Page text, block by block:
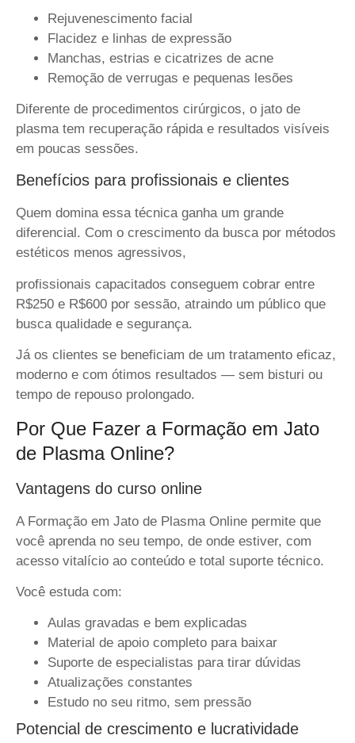
Rejuvenescimento facial
Flacidez e linhas de expressão
Manchas, estrias e cicatrizes de acne
Remoção de verrugas e pequenas lesões
Diferente de procedimentos cirúrgicos, o jato de
plasma tem recuperação rápida e resultados visíveis
em poucas sessões.
Benefícios para profissionais e clientes
Quem domina essa técnica ganha um grande
diferencial. Com o crescimento da busca por métodos
estéticos menos agressivos,
profissionais capacitados conseguem cobrar entre
R$250 e R$600 por sessão, atraindo um público que
busca qualidade e segurança.
Já os clientes se beneficiam de um tratamento eficaz,
moderno e com ótimos resultados — sem bisturi ou
tempo de repouso prolongado.
Por Que Fazer a Formação em Jato
de Plasma Online?
Vantagens do curso online
A Formação em Jato de Plasma Online permite que
você aprenda no seu tempo, de onde estiver, com
acesso vitalício ao conteúdo e total suporte técnico.
Você estuda com:
Aulas gravadas e bem explicadas
Material de apoio completo para baixar
Suporte de especialistas para tirar dúvidas
Atualizações constantes
Estudo no seu ritmo, sem pressão
Potencial de crescimento e lucratividade